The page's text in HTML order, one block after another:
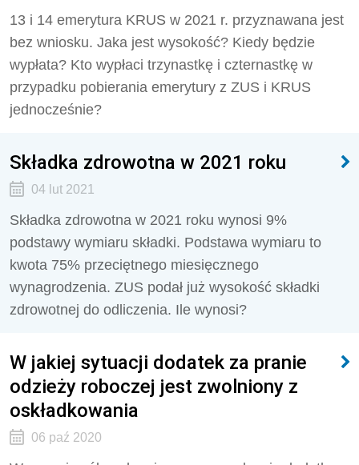
13 i 14 emerytura KRUS w 2021 r. przyznawana jest
bez wniosku. Jaka jest wysokość? Kiedy będzie
wypłata? Kto wypłaci trzynastkę i czternastkę w
przypadku pobierania emerytury z ZUS i KRUS
jednocześnie?
Składka zdrowotna w 2021 roku
04 lut 2021
Składka zdrowotna w 2021 roku wynosi 9%
podstawy wymiaru składki. Podstawa wymiaru to
kwota 75% przeciętnego miesięcznego
wynagrodzenia. ZUS podał już wysokość składki
zdrowotnej do odliczenia. Ile wynosi?
W jakiej sytuacji dodatek za pranie
odzieży roboczej jest zwolniony z
oskładkowania
06 paź 2020